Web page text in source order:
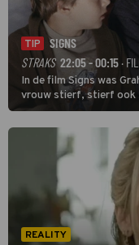
TIP
SIGNS
STRAKS 22:05 - 00:15 ·
In de film Signs was
vrouw stierf, stierf ook
REALITY